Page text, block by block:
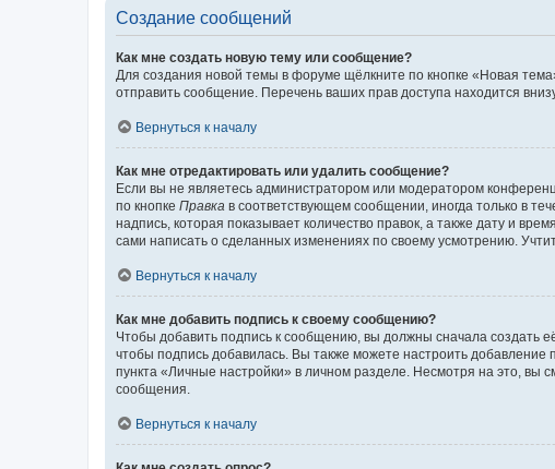
Создание сообщений
Как мне создать новую тему или сообщение?
Для создания новой темы в форуме щёлкните по кнопке «Новая
отправить сообщение. Перечень ваших прав доступа находится
Вернуться к началу
Как мне отредактировать или удалить сообщение?
Если вы не являетесь администратором или модератором
по кнопке Правка в соответствующем сообщении, иногда только в
надпись, которая показывает количество правок, а также дату и
сами написать о сделанных изменениях по своему усмотрению.
Вернуться к началу
Как мне добавить подпись к своему сообщению?
Чтобы добавить подпись к сообщению, вы должны сначала создать
чтобы подпись добавилась. Вы также можете настроить
пункта «Личные настройки» в личном разделе. Несмотря на это,
сообщения.
Вернуться к началу